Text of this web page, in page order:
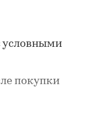
условными
покупки